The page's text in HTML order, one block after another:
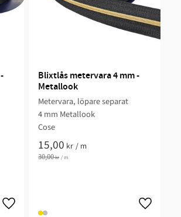
Lägg till i favoriter
Blixtlås metervara 4 mm -
Metallook
Metervara, löpare separat
4 mm Metallook
Cose
15,00 kr / m
30,00kr /m
Lägg till i